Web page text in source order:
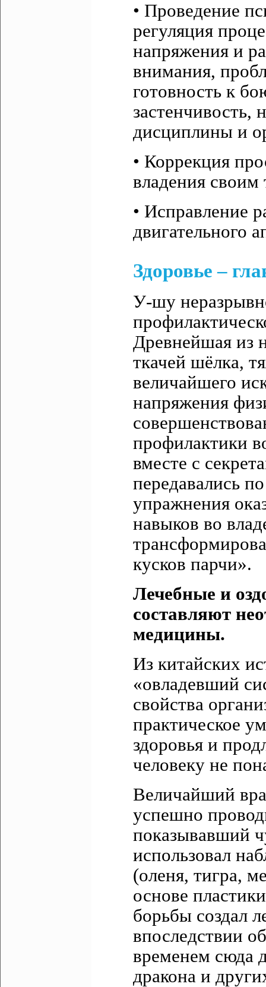
• Проведение
регуляция
напряжения и
внимания,
готовность к
застенчивость,
дисциплины и
• Коррекция
владения
• Исправление
двигательного
Здоровье –
У-шу
Древнейшая из
ткачей шёлка,
величайшего
напряжения
профилактики
вместе с
передавались
упражнения
навыков во
кусков парчи».
Лечебные и
составляют
медицины.
Из китайских
«овладевший
свойства
практическое
здоровья и
человеку не
Величайший
успешно
показывавший
использовал
(оленя, тигра,
основе
борьбы создал
впоследствии
временем сюда
дракона и